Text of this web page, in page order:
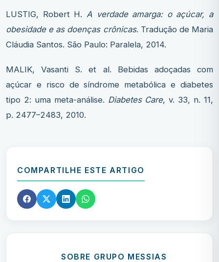
LUSTIG, Robert H. A verdade amarga: o açúcar, a
obesidade e as doenças crônicas. Tradução de Maria
Cláudia Santos. São Paulo: Paralela, 2014.
MALIK, Vasanti S. et al. Bebidas adoçadas com
açúcar e risco de síndrome metabólica e diabetes
tipo 2: uma meta-análise. Diabetes Care, v. 33, n. 11,
p. 2477–2483, 2010.
COMPARTILHE ESTE ARTIGO
SOBRE GRUPO MESSIAS